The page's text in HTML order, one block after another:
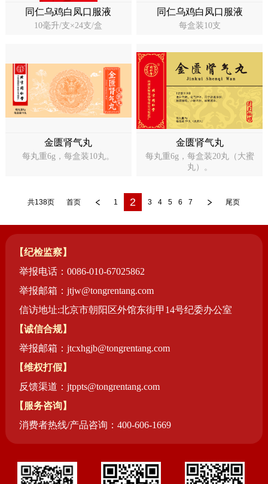
同仁乌鸡白凤口服液
10毫升/支×24支/盒
同仁乌鸡白凤口服液
每盒装10支
金匮肾气丸
每丸重6g，每盒装10丸。
金匮肾气丸
每丸重6g，每盒装20丸（大蜜
丸）。
共138页 首页 1 2 3 4 5 6 7 尾页
【纪检监察】
举报电话：0086-010-67025862
举报邮箱：jtjw@tongrentang.com
信访地址:北京市朝阳区外馆东街甲14号纪委办公室
【诚信合规】
举报邮箱：jtcxhgjb@tongrentang.com
【维权打假】
反馈渠道：jtppts@tongrentang.com
【服务咨询】
消费者热线/产品咨询：400-606-1669